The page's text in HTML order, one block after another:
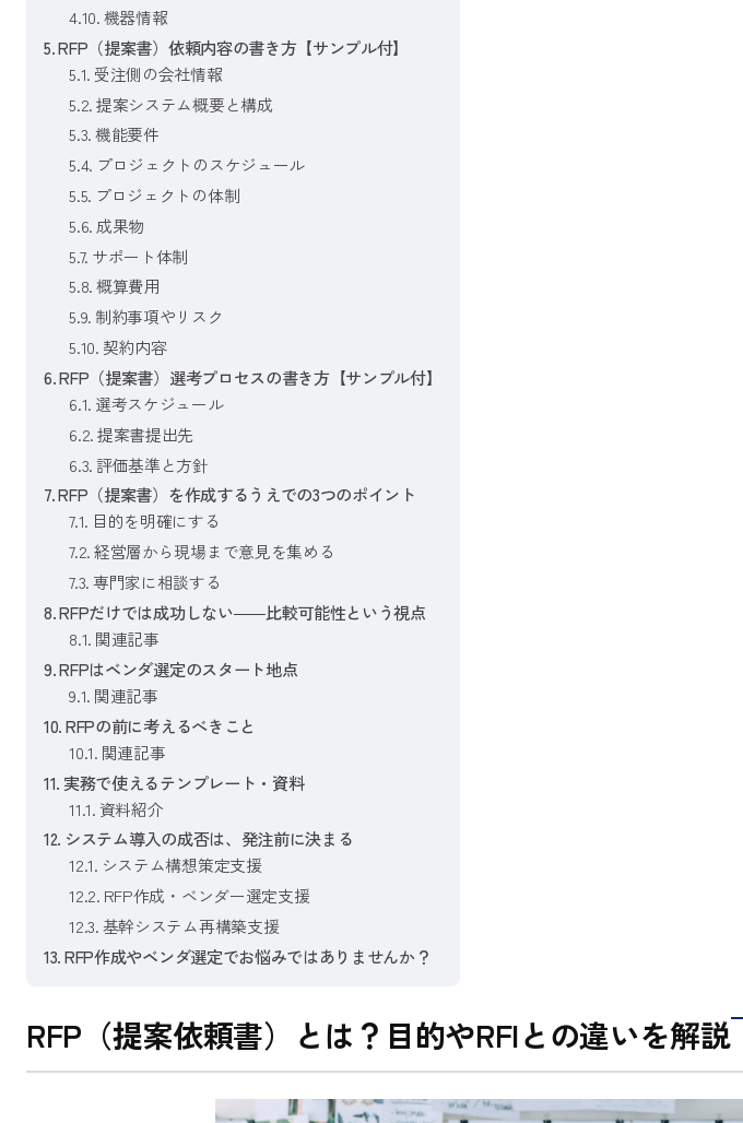
機器情報
RFP（提案書）依頼内容の書き方【サンプル付】
受注側の会社情報
提案システム概要と構成
機能要件
プロジェクトのスケジュール
プロジェクトの体制
成果物
サポート体制
概算費用
制約事項やリスク
契約内容
RFP（提案書）選考プロセスの書き方【サンプル付】
選考スケジュール
提案書提出先
評価基準と方針
RFP（提案書）を作成するうえでの3つのポイント
目的を明確にする
経営層から現場まで意見を集める
専門家に相談する
RFPだけでは成功しない――比較可能性という視点
関連記事
RFPはベンダ選定のスタート地点
関連記事
RFPの前に考えるべきこと
関連記事
実務で使えるテンプレート・資料
資料紹介
システム導入の成否は、発注前に決まる
システム構想策定支援
RFP作成・ベンダー選定支援
基幹システム再構築支援
RFP作成やベンダ選定でお悩みではありませんか？
RFP（提案依頼書）とは？目的やRFIとの違いを解説